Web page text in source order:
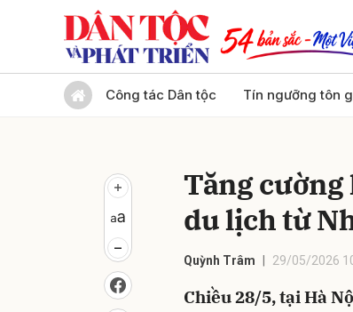
Công tác Dân tộc Tín ngưỡng tôn
Tăng
du lịch từ
Quỳnh Trâm 29/05/2026
Chiều 28/5, tại Hà